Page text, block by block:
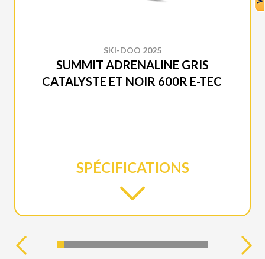
SKI-DOO 2025
SUMMIT ADRENALINE GRIS
CATALYSTE ET NOIR 600R E-TEC
SPÉCIFICATIONS